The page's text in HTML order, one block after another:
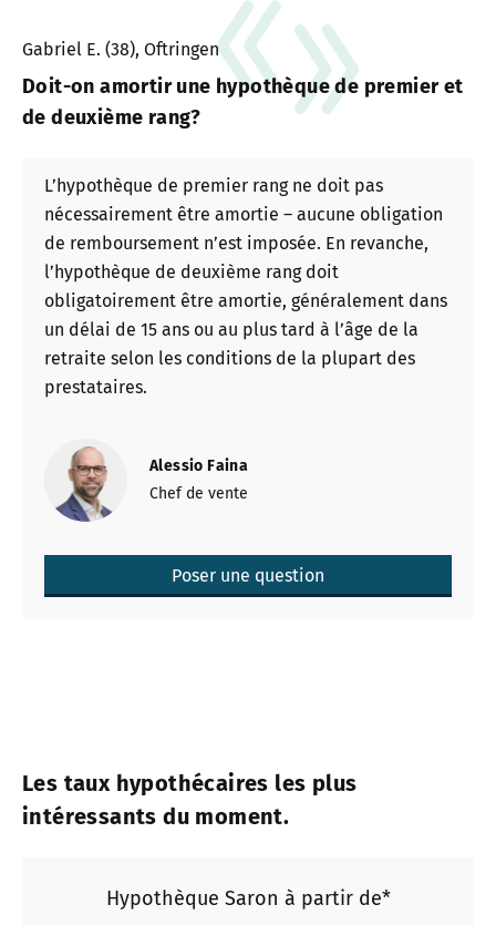
Gabriel E. (38), Oftringen
Doit-on amortir une hypothèque de premier et
de deuxième rang?
L’hypothèque de premier rang ne doit pas
nécessairement être amortie – aucune obligation
de remboursement n’est imposée. En revanche,
l’hypothèque de deuxième rang doit
obligatoirement être amortie, généralement dans
un délai de 15 ans ou au plus tard à l’âge de la
retraite selon les conditions de la plupart des
prestataires.
Alessio Faina
Chef de vente
Poser une question
Les taux hypothécaires les plus
intéressants du moment.
Hypothèque Saron à partir de*